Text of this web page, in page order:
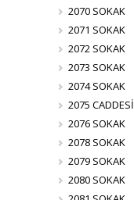
2070 SOKAK
2071 SOKAK
2072 SOKAK
2073 SOKAK
2074 SOKAK
2075 CADDESİ
2076 SOKAK
2078 SOKAK
2079 SOKAK
2080 SOKAK